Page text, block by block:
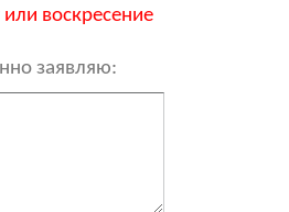
или воскресение
заявляю: